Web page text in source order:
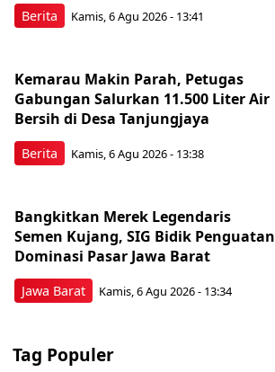
Berita Kamis, 6 Agu 2026 - 13:41
Berita
Kemarau Makin Parah, Petugas
Gabungan Salurkan 11.500 Liter Air
Bersih di Desa Tanjungjaya
Kamis, 6 Agu 2026 - 13:38
Jawa Barat
Bangkitkan Merek Legendaris
Semen Kujang, SIG Bidik Penguatan
Dominasi Pasar Jawa Barat
Kamis, 6 Agu 2026 - 13:34
Tag Populer